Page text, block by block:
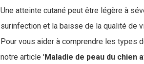
Une atteinte cutané peut être légère à
surinfection et la baisse de la qualité de
Pour vous aider à comprendre les types
notre article 'Maladie de peau du chien